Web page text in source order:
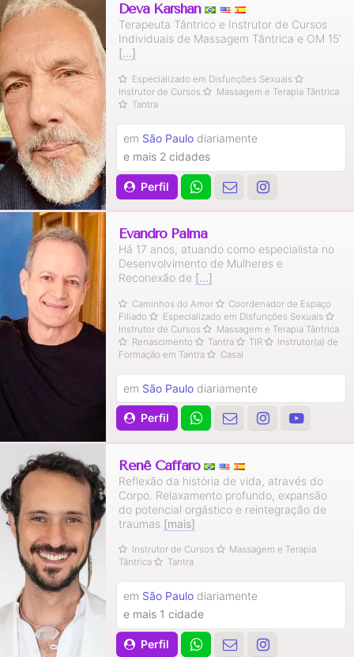
Deva Karshan
Terapeuta Tântrico e Instrutor de Cursos
Individuais de Massagem Tântrica e OM 15’
[...]
Especializado em Disfunções Sexuais
Instrutor de Cursos
Massagem e Terapia Tântrica
Tantra
Perfil
em São Paulo diariamente
e mais 2 cidades
Evandro Palma
Há 17 anos, atuando como especialista no
Desenvolvimento de Mulheres e
Reconexão de [...]
Caminhos do Amor
Coordenador de Espaço
Filiado
Especializado em Disfunções Sexuais
Instrutor de Cursos
Massagem e Terapia Tântrica
Renascimento
Tantra TIR
Instrutor(a) de
Formação em Tantra
Casal
Perfil
em São Paulo diariamente
Renê Caffaro
Reflexão da história de vida, através do
Corpo. Relaxamento profundo, expansão
do potencial orgástico e reintegração de
traumas [mais]
Instrutor de Cursos
Massagem e Terapia
Tântrica
Tantra
Perfil
em São Paulo diariamente
e mais 1 cidade